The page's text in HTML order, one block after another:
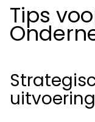
Tips
uitvoering